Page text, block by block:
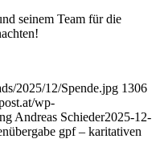
seinem Team für die
2025/12/Spende.jpg 1306
wp-
Andreas Schieder2025-12-
gpf – karitativen